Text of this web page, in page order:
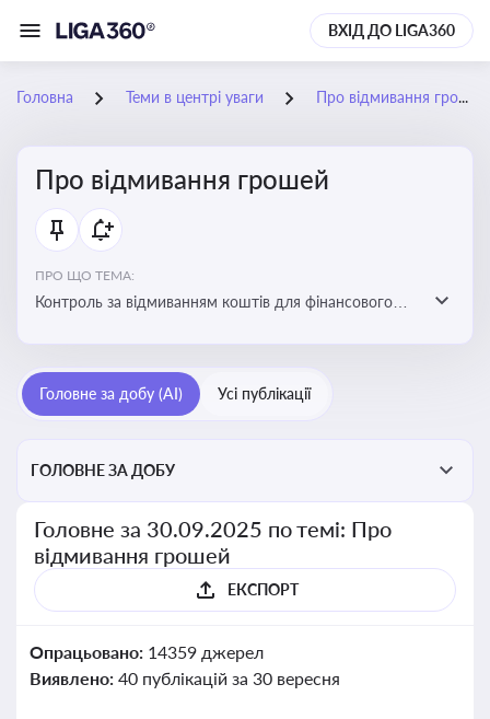
ВХІД ДО LIGA360
Головна Теми в центрі уваги Про відмивання грошей
Про відмивання грошей
ПРО ЩО ТЕМА:
Контроль за відмиванням коштів для фінансового
сплати податків. Вбудовування AML у договори та
Головне за добу (AI) Усі публікації
ГОЛОВНЕ ЗА ДОБУ
Головне за 30.09.2025 по темі: Про
відмивання грошей
ЕКСПОРТ
Опрацьовано: 14359 джерел
Виявлено: 40 публікацій за 30 вересня